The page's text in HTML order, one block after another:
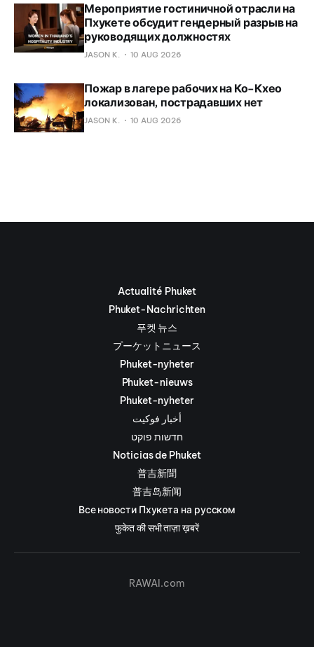
Мероприятие гостиничной отрасли на
Пхукете обсудит гендерный разрыв на
руководящих должностях
JASON K. 10 AUG 2026
Пожар в лагере рабочих на Ко-Кхео
локализован, пострадавших нет
JASON K. 10 AUG 2026
Actualité Phuket
Phuket-Nachrichten
푸켓 뉴스
プーケットニュース
Phuket-nyheter
Phuket-nieuws
Phuket-nyheter
أخبار فوكيت
חדשות פוקט
Noticias de Phuket
普吉新聞
普吉岛新闻
Все новости Пхукета на русском
फुकेत की सभी ताज़ा ख़बरें
RAWAI.com